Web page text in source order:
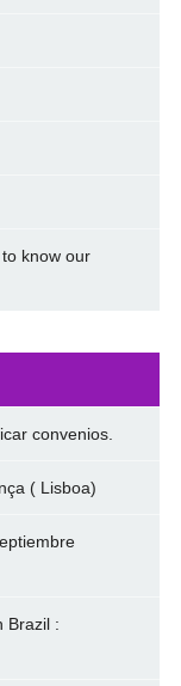
know our
convenios.
( Lisboa)
Brazil :